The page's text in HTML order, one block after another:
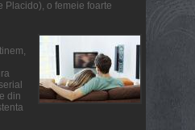
o femeie foarte
din